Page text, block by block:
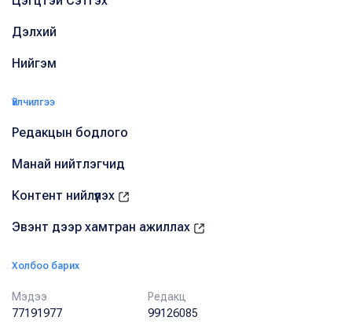
Дэлхий
Нийгэм
Үйлчилгээ
Редакцын бодлого
Манай нийтлэгчид
Контент нийлүүлэх
Эвэнт дээр хамтран ажиллах
Холбоо барих
Мэдээ
77191977
Редакц
99126085